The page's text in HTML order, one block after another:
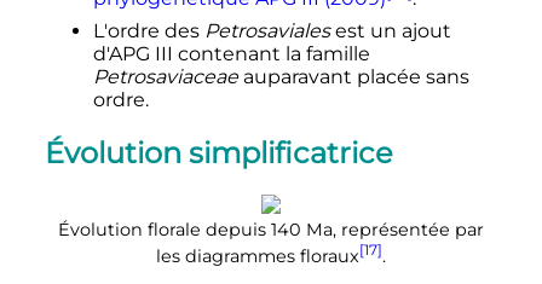
L'ordre des Petrosavialesest un ajout
d'APG III contenant la famille
Petrosaviaceaeauparavant placée sans
ordre.
Évolution simplificatrice
Évolution florale depuis 140 Ma, représentée par
les diagrammes floraux[17].